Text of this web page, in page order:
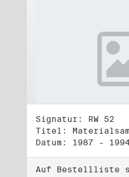
Signatur: RW 52
Datum: 1987 -
Auf Bestellliste